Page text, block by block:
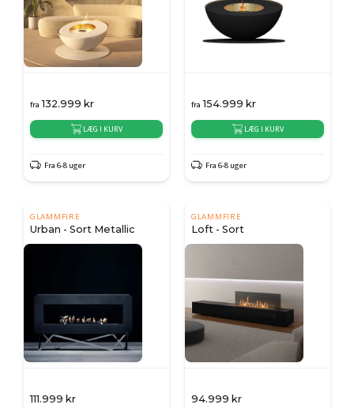
fra 132.999 kr
LÆG I KURV
Fra 6-8 uger
fra 154.999 kr
LÆG I KURV
Fra 6-8 uger
GLAMMFIRE
Urban - Sort Metallic
111.999 kr
GLAMMFIRE
Loft - Sort
94.999 kr